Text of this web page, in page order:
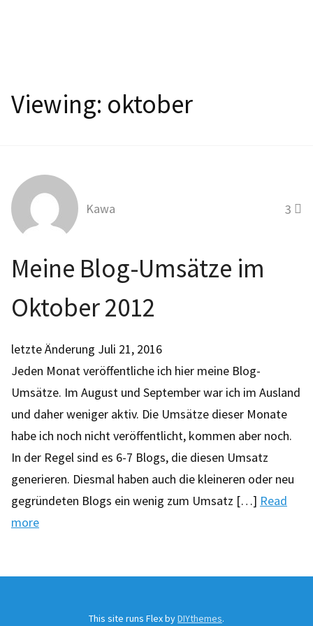
Viewing: oktober
Kawa 3
Meine Blog-Umsätze im
Oktober 2012
letzte Änderung Juli 21, 2016
Jeden Monat veröffentliche ich hier meine Blog-
Umsätze. Im August und September war ich im Ausland
und daher weniger aktiv. Die Umsätze dieser Monate
habe ich noch nicht veröffentlicht, kommen aber noch.
In der Regel sind es 6-7 Blogs, die diesen Umsatz
generieren. Diesmal haben auch die kleineren oder neu
gegründeten Blogs ein wenig zum Umsatz […] Read
more
This site runs Flex byDIYthemes.